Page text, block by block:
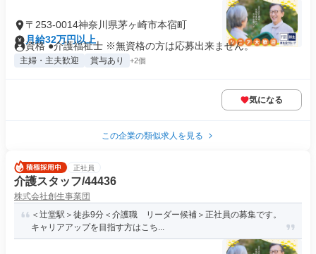
〒253-0014神奈川県茅ヶ崎市本宿町
月給32万円以上
資格 ●介護福祉士 ※無資格の方は応募出来ません。
主婦・主夫歓迎 賞与あり +2個
気になる
この企業の類似求人を見る
正社員
介護スタッフ/44436
株式会社創生事業団
＜辻堂駅＞徒歩9分＜介護職 リーダー候補＞正社員の募集です。
キャリアアップを目指す方はこち...